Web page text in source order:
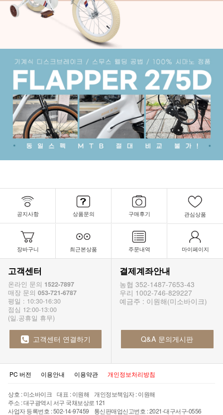
공지사항 상품문의 구매후기 관심상품
장바구니 최근본상품 주문내역 마이페이지
고객센터
온라인 문의 1522-7897
매장 문의 053-721-6787
평일 : 10:30-16:30
점심 12:00-13:00
(일.공휴일 휴무)
결제계좌안내
농협 352-1487-7653-43
우리 1002-746-829227
예금주 : 이원해(미소바이크)
고객센터 연결하기 Q&A 문의게시판
PC 버전 이용안내 이용약관 개인정보처리방침
상호 : 미소바이크 대표 : 이원해 개인정보책임자 : 이원해
주소 : 대구광역시 서구 국채보상로 121
사업자 등록번호 : 502-14-97459 통신판매업신고번호 : 2021-대구서구-0556